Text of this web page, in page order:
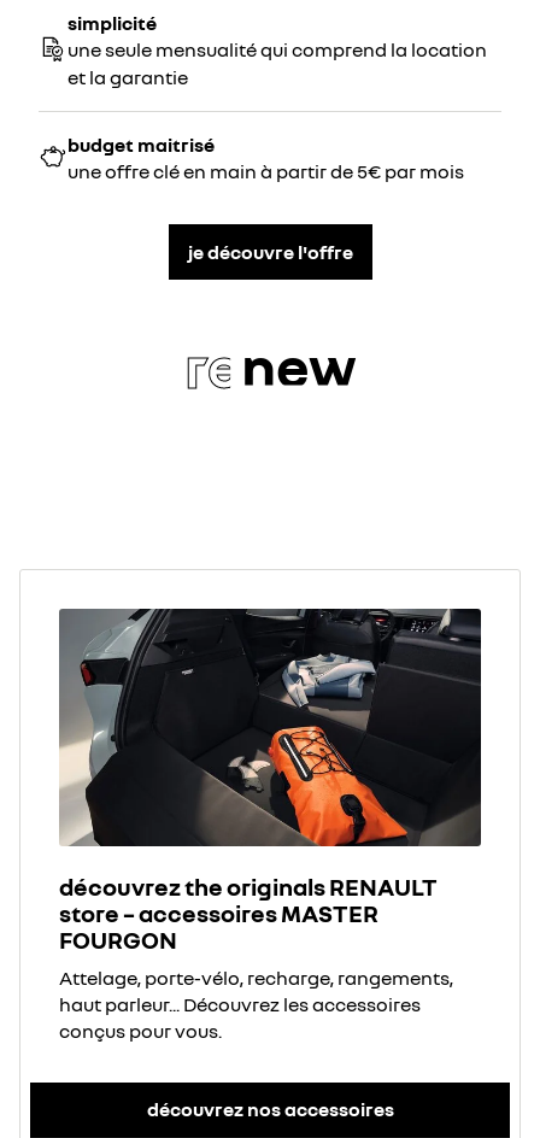
simplicité
une seule mensualité qui comprend la location
et la garantie
budget maitrisé
une offre clé en main à partir de 5€ par mois
je découvre l'offre
renew
découvrez the originals RENAULT
store – accessoires MASTER
FOURGON
Attelage, porte-vélo, recharge, rangements,
haut parleur... Découvrez les accessoires
conçus pour vous.
découvrez nos accessoires